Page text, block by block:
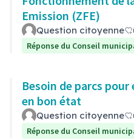
Emission (ZFE)
Question citoyenne
Réponse du Conseil
Besoin de parcs
en bon état
Question citoyenne
Réponse du Conseil